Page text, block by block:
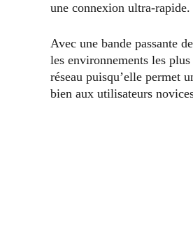
une connexion ultra-rapide.
Avec une bande passante de
les environnements les
réseau puisqu’elle permet
bien aux utilisateurs